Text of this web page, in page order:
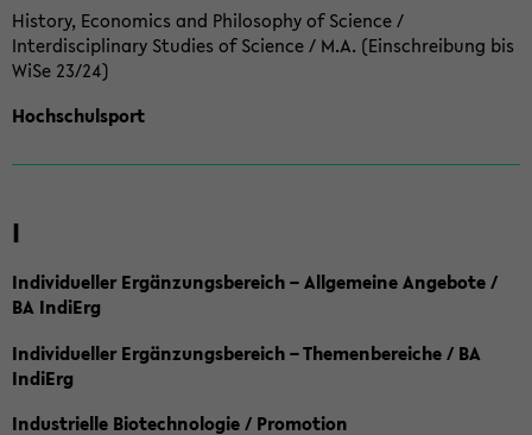
History, Economics and Philosophy of Science /
Interdisciplinary Studies of Science / M.A. (Einschreibung bis
WiSe 23/24)
Hochschulsport
I
Individueller Ergänzungsbereich – Allgemeine Angebote /
BA IndiErg
Individueller Ergänzungsbereich – Themenbereiche / BA
IndiErg
Industrielle Biotechnologie / Promotion